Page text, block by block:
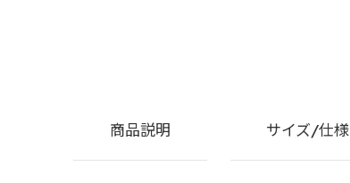
商品説明 サイズ/仕様